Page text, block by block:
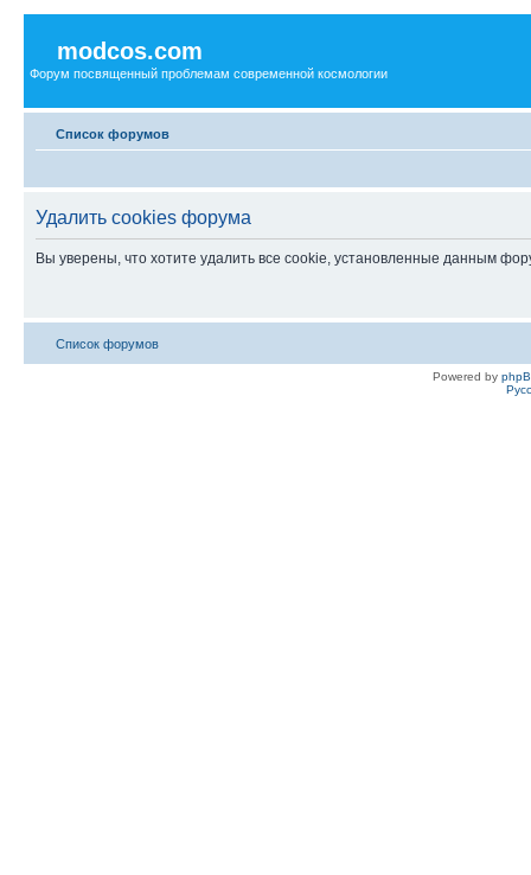
modcos.com
Форум посвященный проблемам современной космологии
Список форумов
Удалить cookies форума
Вы уверены, что хотите удалить все cookie, установленные данным
Список форумов
Powered by